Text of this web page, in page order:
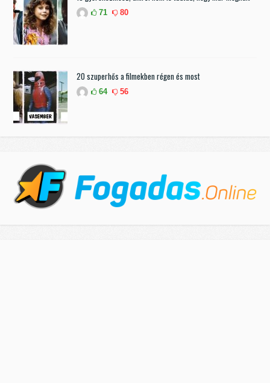
71 80
20 szuperhős a filmekben régen és most
64 56